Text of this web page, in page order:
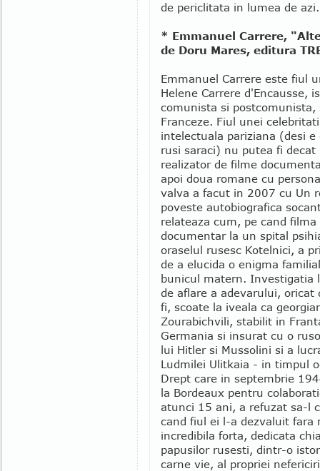
de periclitata in lumea de azi.
* Emmanuel Carrere,
de Doru Mares, editura
Emmanuel Carrere este fiul
Helene Carrere d'Encausse,
comunista si postcomunista,
Franceze. Fiul unei
intelectuala pariziana (desi
rusi saraci) nu putea fi
realizator de filme
apoi doua romane cu
valva a facut in 2007 cu Un
poveste autobiografica
relateaza cum, pe cand filma
documentar la un spital
oraselul rusesc Kotelnici, a
de a elucida o enigma
bunicul matern. Investigatia
de aflare a adevarului, oricat
fi, scoate la iveala ca
Zourabichvili, stabilit in
Germania si insurat cu o
lui Hitler si Mussolini si a
Ludmilei Ulitkaia - in timpul
Drept care in septembrie
la Bordeaux pentru
atunci 15 ani, a refuzat sa-l
cand fiul ei l-a dezvaluit
incredibila forta, dedicata
papusilor rusesti, dintr-o
carne vie, al propriei